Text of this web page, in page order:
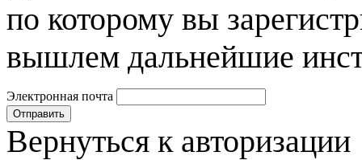
по которому вы
вышлем дальнейшие
Электронная почта
Вернуться к авторизации